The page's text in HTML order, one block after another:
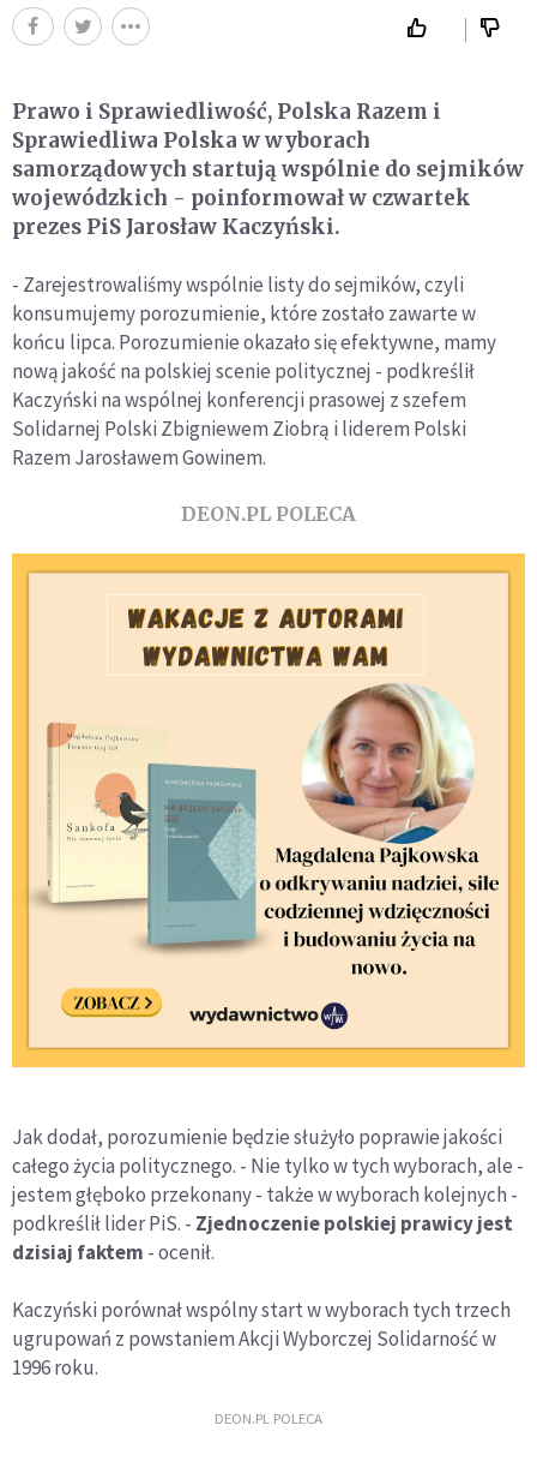
Prawo i Sprawiedliwość, Polska Razem i
Sprawiedliwa Polska w wyborach
samorządowych startują wspólnie do sejmików
wojewódzkich - poinformował w czwartek
prezes PiS Jarosław Kaczyński.
- Zarejestrowaliśmy wspólnie listy do sejmików, czyli
konsumujemy porozumienie, które zostało zawarte w
końcu lipca. Porozumienie okazało się efektywne, mamy
nową jakość na polskiej scenie politycznej - podkreślił
Kaczyński na wspólnej konferencji prasowej z szefem
Solidarnej Polski Zbigniewem Ziobrą i liderem Polski
Razem Jarosławem Gowinem.
DEON.PL POLECA
Jak dodał, porozumienie będzie służyło poprawie jakości
całego życia politycznego. - Nie tylko w tych wyborach, ale -
jestem głęboko przekonany - także w wyborach kolejnych -
podkreślił lider PiS. - Zjednoczenie polskiej prawicy jest
dzisiaj faktem - ocenił.
Kaczyński porównał wspólny start w wyborach tych trzech
ugrupowań z powstaniem Akcji Wyborczej Solidarność w
1996 roku.
DEON.PL POLECA